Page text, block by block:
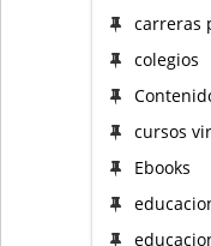
carreras
colegios
cursos
Ebooks